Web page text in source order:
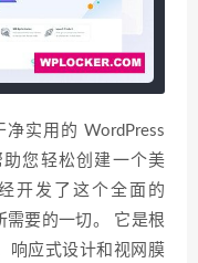
净实用的 WordPress
您轻松创建一个美
开发了这个全面的
需要的一切。 它是根
响应式设计和视网膜